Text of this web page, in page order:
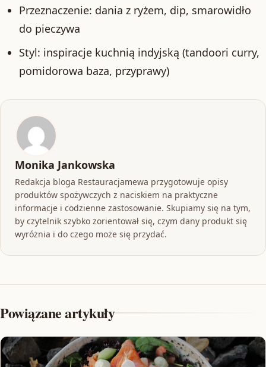
Przeznaczenie: dania z ryżem, dip, smarowidło
do pieczywa
Styl: inspiracje kuchnią indyjską (tandoori curry,
pomidorowa baza, przyprawy)
Monika Jankowska
Redakcja bloga Restauracjamewa przygotowuje opisy
produktów spożywczych z naciskiem na praktyczne
informacje i codzienne zastosowanie. Skupiamy się na tym,
by czytelnik szybko zorientował się, czym dany produkt się
wyróżnia i do czego może się przydać.
Powiązane artykuły